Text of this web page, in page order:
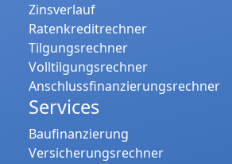
Zinsverlauf
Ratenkreditrechner
Tilgungsrechner
Volltilgungsrechner
Anschlussfinanzierungsrechner
Services
Baufinanzierung
Versicherungsrechner